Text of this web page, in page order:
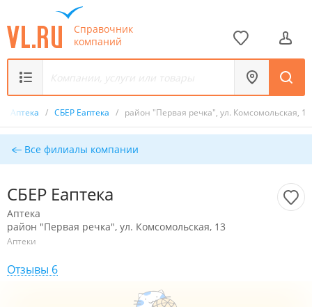
Справочник
компаний
Аптека / СБЕР Еаптека / район "Первая речка", ул. Комсомольская, 13
Все филиалы компании
СБЕР Еаптека
Аптека
район "Первая речка", ул. Комсомольская, 13
Аптеки
Отзывы 6